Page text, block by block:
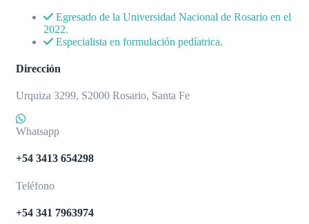
Egresado de la Universidad Nacional de Rosario en el
2022.
Especialista en formulación pedíatrica.
Dirección
Urquiza 3299, S2000 Rosario, Santa Fe
Whatsapp
+54 3413 654298
Teléfono
+54 341 7963974